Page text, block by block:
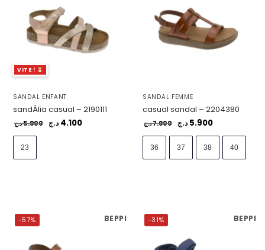
VITE !
SANDAL ENFANT
sandÁlia casual – 2190111
5.900د.ج 4.100 د.ج
23
SANDAL FEMME
casual sandal – 2204380
7.900د.ج 5.900 د.ج
36 37 38 40
-57% BEPPI -31% BEPPI